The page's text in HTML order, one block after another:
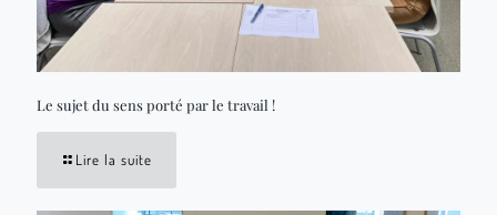
Le sujet du sens porté par le travail !
Lire la suite